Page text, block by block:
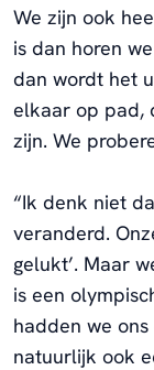
We zijn ook
is dan horen
dan wordt het
elkaar op pad,
zijn. We
“Ik denk niet
veranderd.
gelukt’. Maar
is een
hadden we
natuurlijk ook